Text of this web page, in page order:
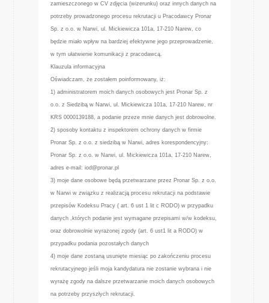
zamieszczonego w CV zdjęcia (wizerunku) oraz innych danych na
potrzeby prowadzonego procesu rekrutacji u Pracodawcy Pronar
Sp. z o.o. w Narwi, ul. Mickiewicza 101a, 17-210 Narew, co
będzie miało wpływ na bardziej efektywne jego przeprowadzenie,
w tym ułatwienie komunikacji z pracodawcą.
Klauzula informacyjna
Oświadczam, że zostałem poinformowany, iż:
1) administratorem moich danych osobowych jest Pronar Sp. z
o.o. z Siedzibą w Narwi, ul. Mickiewicza 101a, 17-210 Narew, nr
KRS 0000139188, a podanie przeze mnie danych jest dobrowolne.
2) sposoby kontaktu z inspektorem ochrony danych w firmie
Pronar Sp. z o.o. z siedzibą w Narwi, adres korespondencyjny:
Pronar Sp. z o.o. w Narwi, ul. Mickiewicza 101a, 17-210 Narew,
adres e-mail: iod@pronar.pl
3) moje dane osobowe będą przetwarzane przez Pronar Sp. z o.o.
w Narwi w związku z realizacją procesu rekrutacji na podstawie
przepisów Kodeksu Pracy ( art. 6 ust 1 lit c RODO) w przypadku
danych ,których podanie jest wymagane przepisami w/w kodeksu,
oraz dobrowolnie wyrażonej zgody (art. 6 ust1 lit a RODO) w
przypadku podania pozostałych danych
4) moje dane zostaną usunięte miesiąc po zakończeniu procesu
rekrutacyjnego jeśli moja kandydatura nie zostanie wybrana i nie
wyrażę zgody na dalsze przetwarzanie moich danych osobowych
na potrzeby przyszłych rekrutacji.